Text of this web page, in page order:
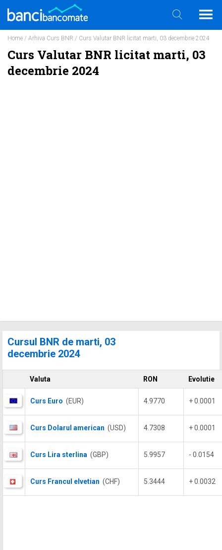
Home / Arhiva Curs BNR / Curs Valutar BNR licitat marti, 03 decembrie 2024
Curs Valutar BNR licitat marti, 03
decembrie 2024
Cursul BNR de marti, 03
decembrie 2024
Valuta RON Evolutie
Curs Euro (EUR) 4.9770 + 0.0001
Curs Dolarul american (USD) 4.7308 + 0.0001
Curs Lira sterlina (GBP) 5.9957 - 0.0154
Curs Francul elvetian (CHF) 5.3444 + 0.0032